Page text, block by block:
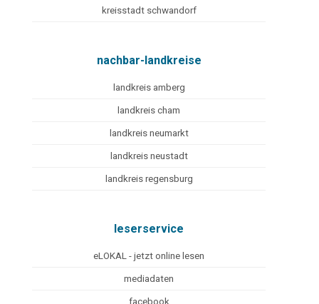
kreisstadt schwandorf
nachbar-landkreise
landkreis amberg
landkreis cham
landkreis neumarkt
landkreis neustadt
landkreis regensburg
leserservice
eLOKAL - jetzt online lesen
mediadaten
facebook